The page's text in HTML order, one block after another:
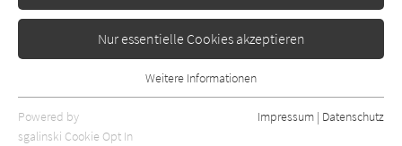
Nur essentielle Cookies akzeptieren
Essentielle Cookies werden für grundlegende Funktionen der
Webseite benötigt. Dadurch ist gewährleistet, dass die Webseite
Weitere Informationen
Powered by
sgalinski Cookie Opt In
Impressum | Datenschutz